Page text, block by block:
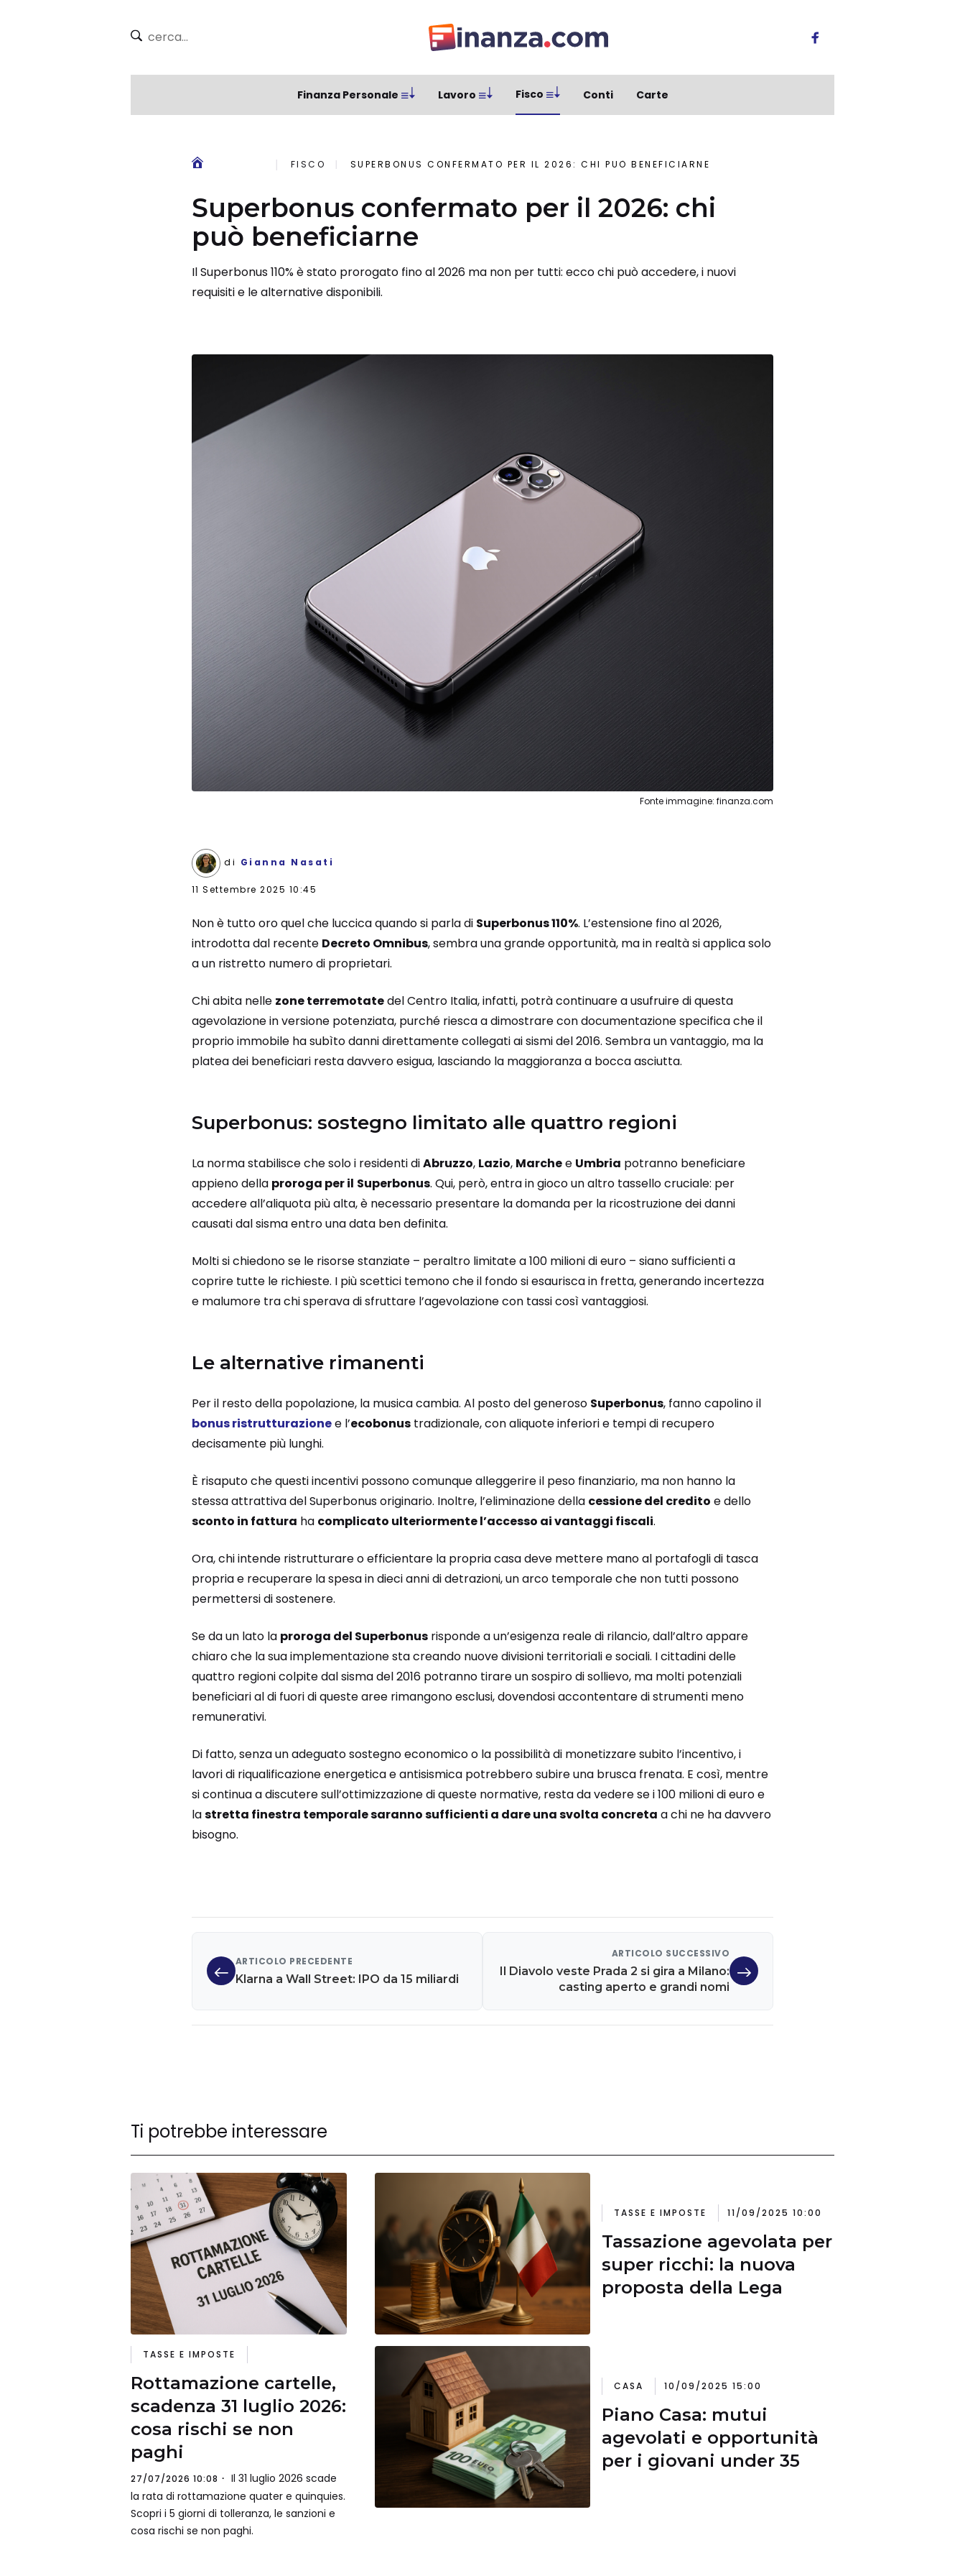
Finanza Personale Lavoro Fisco Conti Carte
FISCO SUPERBONUS CONFERMATO PER IL 2026: CHI PUÒ BENEFICIARNE
Superbonus confermato per il 2026: chi
può beneficiarne
Il Superbonus 110% è stato prorogato fino al 2026 ma non per tutti: ecco chi può accedere, i nuovi
requisiti e le alternative disponibili.
Fonte immagine: finanza.com
di Gianna Nasati
11 Settembre 2025 10:45
Non è tutto oro quel che luccica quando si parla di Superbonus 110%. L’estensione fino al 2026,
introdotta dal recente Decreto Omnibus, sembra una grande opportunità, ma in realtà si applica solo
a un ristretto numero di proprietari.
Chi abita nelle zone terremotatedel Centro Italia, infatti, potrà continuare a usufruire di questa
agevolazione in versione potenziata, purché riesca a dimostrare con documentazione specifica che il
proprio immobile ha subìto danni direttamente collegati ai sismi del 2016. Sembra un vantaggio, ma la
platea dei beneficiari resta davvero esigua, lasciando la maggioranza a bocca asciutta.
Superbonus: sostegno limitato alle quattro regioni
La norma stabilisce che solo i residenti diAbruzzo, Lazio, Marchee Umbria potranno beneficiare
appieno della proroga per il Superbonus. Qui, però, entra in gioco un altro tassello cruciale: per
accedere all’aliquota più alta, è necessario presentare la domanda per la ricostruzione dei danni
causati dal sisma entro una data ben definita.
Molti si chiedono se le risorse stanziate – peraltro limitate a 100 milioni di euro – siano sufficienti a
coprire tutte le richieste. I più scettici temono che il fondo si esaurisca in fretta, generando incertezza
e malumore tra chi sperava di sfruttare l’agevolazione con tassi così vantaggiosi.
Le alternative rimanenti
Per il resto della popolazione, la musica cambia. Al posto del generoso Superbonus, fanno capolino il
bonus ristrutturazionee l’ecobonustradizionale, con aliquote inferiori e tempi di recupero
decisamente più lunghi.
È risaputo che questi incentivi possono comunque alleggerire il peso finanziario, ma non hanno la
stessa attrattiva del Superbonus originario. Inoltre, l’eliminazione della cessione del credito e dello
sconto in fattura ha complicato ulteriormente l’accesso ai vantaggi fiscali.
Ora, chi intende ristrutturare o efficientare la propria casa deve mettere mano al portafogli di tasca
propria e recuperare la spesa in dieci anni di detrazioni, un arco temporale che non tutti possono
permettersi di sostenere.
Se da un lato la proroga del Superbonusrisponde a un’esigenza reale di rilancio, dall’altro appare
chiaro che la sua implementazione sta creando nuove divisioni territoriali e sociali. I cittadini delle
quattro regioni colpite dal sisma del 2016 potranno tirare un sospiro di sollievo, ma molti potenziali
beneficiari al di fuori di queste aree rimangono esclusi, dovendosi accontentare di strumenti meno
remunerativi.
Di fatto, senza un adeguato sostegno economico o la possibilità di monetizzare subito l’incentivo, i
lavori di riqualificazione energetica e antisismica potrebbero subire una brusca frenata. E così, mentre
si continua a discutere sull’ottimizzazione di queste normative, resta da vedere se i 100 milioni di euro e
lastretta finestra temporale saranno sufficienti a dare una svolta concreta a chi ne ha davvero
bisogno.
ARTICOLO PRECEDENTE
Klarna a Wall Street: IPO da 15 miliardi
ARTICOLO SUCCESSIVO
Il Diavolo veste Prada 2 si gira a Milano:
casting aperto e grandi nomi
Ti potrebbe interessare
TASSE E IMPOSTE
Rottamazione cartelle,
scadenza 31 luglio 2026:
cosa rischi se non
paghi
27/07/2026 10:08
Il 31 luglio 2026 scade
la rata di rottamazione quater e quinquies.
Scopri i 5 giorni di tolleranza, le sanzioni e
cosa rischi se non paghi.
TASSE E IMPOSTE 11/09/2025 10:00
Tassazione agevolata per
super ricchi: la nuova
proposta della Lega
CASA 10/09/2025 15:00
Piano Casa: mutui
agevolati e opportunità
per i giovani under 35